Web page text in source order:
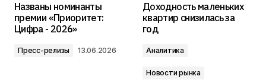
Названы номинанты
премии «Приоритет:
Цифра - 2026»
Пресс-релизы 13.06.2026
Доходность маленьких
квартир снизилась за
год
Аналитика
Новости рынка